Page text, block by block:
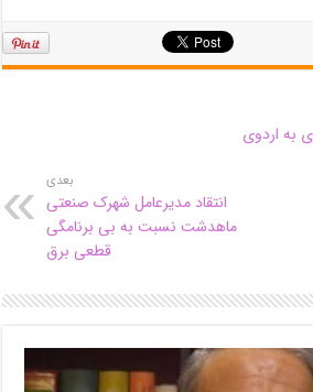
به اردوی
بعدی
انتقاد مدیرعامل شهرک صنعتی
ماهدشت نسبت به بی برنامگی
قطعی برق